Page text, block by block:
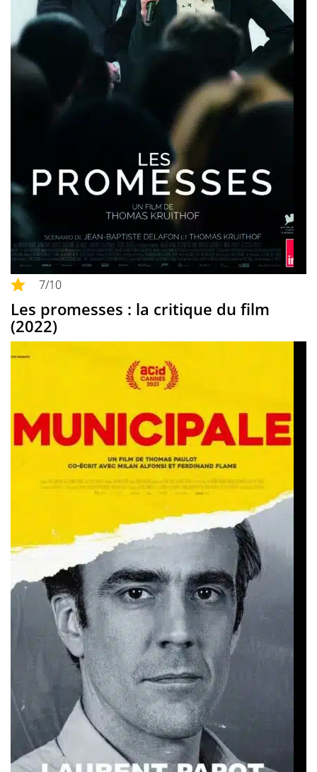
7/10
Les promesses : la critique du film
(2022)